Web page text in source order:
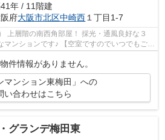
年 / 11階建
府大阪市北区中崎西 １丁目1-7
上層階の南西角部屋！ 採光・通風良好な３
マンションです♪ 【空室ですのでいつでもご案
件情報がありません。
マンション東梅田」への
い合わせはこちら
グランデ梅田東